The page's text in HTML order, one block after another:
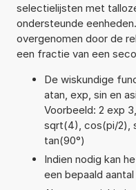
selectielijsten met
ondersteunde
overgenomen door de
een fractie van een
De wiskundige
atan, exp, sin en
Voorbeeld: 2 exp
sqrt(4), cos(pi/2),
tan(90°)
Indien nodig kan
een bepaald